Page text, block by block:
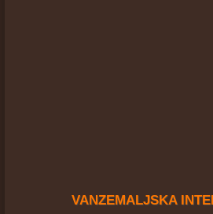
VANZEMALJSKA